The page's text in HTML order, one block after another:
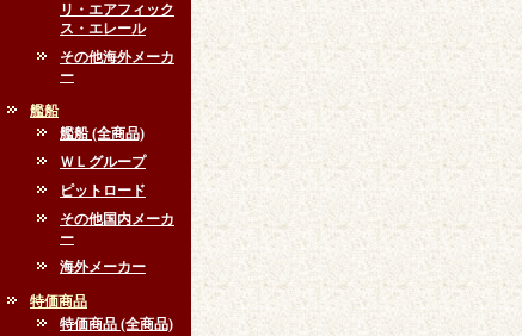
リ・エアフィック
ス・エレール
その他海外メーカ
ー
艦船
艦船 (全商品)
ＷＬグループ
ピットロード
その他国内メーカ
ー
海外メーカー
特価商品
特価商品 (全商品)